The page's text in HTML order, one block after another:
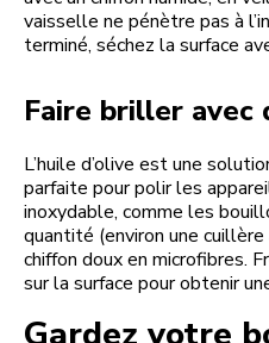
vaisselle ne pénètre pas à
terminé, séchez la surface
Faire briller avec
L’huile d’olive est une
parfaite pour polir les
inoxydable, comme les
quantité (environ une cuillère
chiffon doux en microfibres.
sur la surface pour obtenir